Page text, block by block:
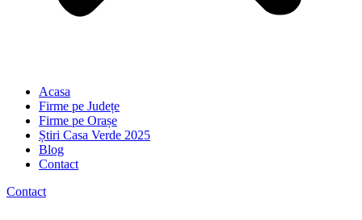
Acasa
Firme pe Județe
Firme pe Orașe
Știri Casa Verde 2025
Blog
Contact
Contact